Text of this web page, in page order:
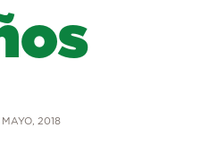
MAYO, 2018